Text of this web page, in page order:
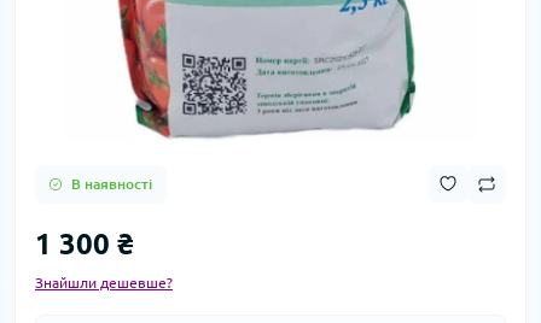
В наявності
1 300 ₴
Знайшли дешевше?